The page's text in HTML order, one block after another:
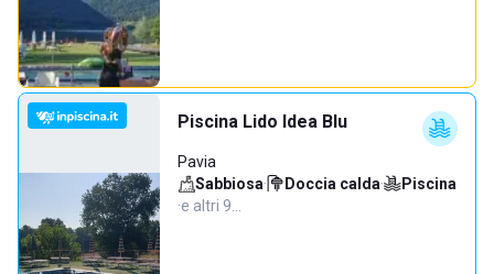
Piscina Lido Idea Blu
Pavia
Sabbiosa· Doccia calda·
Piscina
·e altri 9…